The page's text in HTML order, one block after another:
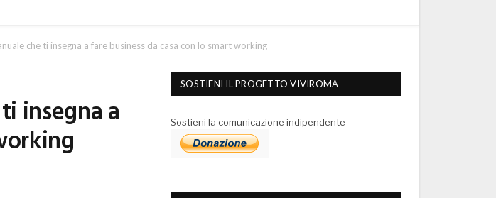
che ti insegna a fare business da casa con lo smart working
insegna a
SOSTIENI IL PROGETTO VIVIROMA
Sostieni la comunicazione indipendente